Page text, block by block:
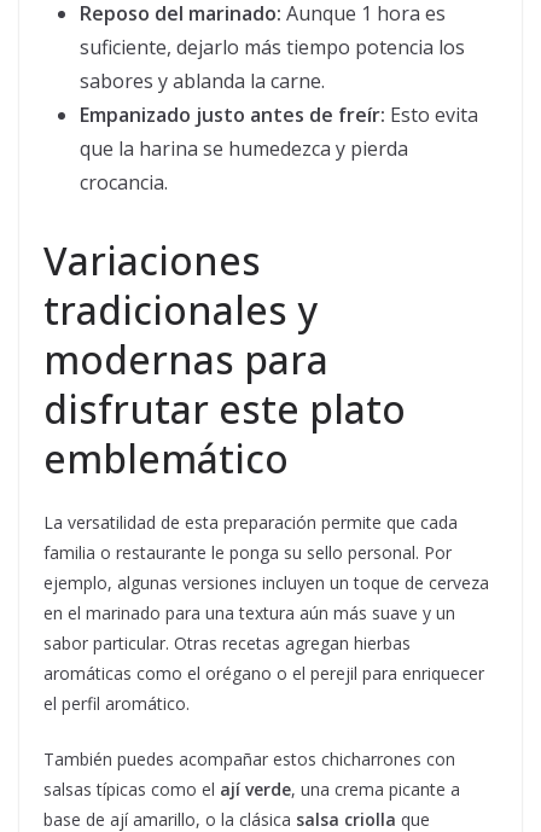
Reposo del marinado: Aunque 1 hora es
suficiente, dejarlo más tiempo potencia los
sabores y ablanda la carne.
Empanizado justo antes de freír: Esto evita
que la harina se humedezca y pierda
crocancia.
Variaciones
tradicionales y
modernas para
disfrutar este plato
emblemático
La versatilidad de esta preparación permite que cada
familia o restaurante le ponga su sello personal. Por
ejemplo, algunas versiones incluyen un toque de cerveza
en el marinado para una textura aún más suave y un
sabor particular. Otras recetas agregan hierbas
aromáticas como el orégano o el perejil para enriquecer
el perfil aromático.
También puedes acompañar estos chicharrones con
salsas típicas como el ají verde, una crema picante a
base de ají amarillo, o la clásica salsa criolla que